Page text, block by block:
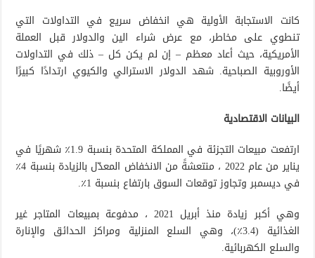
كانت الاستجابة الأولية هي انخفاض سريع في التداولات التي
تنطوي على مخاطر، مع عرض شراء الين والدولار قبل العملة
الأمريكية، حيث أعاد معظم – إن لم يكن كل – ذلك في التداولات
الأوروبية الصباحية. شهد الدولار الاسترالي والكيوي ارتدادًا كبيرًا
أيضًا.
البيانات الاقتصادية
ارتفعت مبيعات التجزئة في المملكة المتحدة بنسبة 1.9٪ شهريًا في
يناير من عام 2022 ، منتعشةً من الانخفاض المعدّل بالزيادة بنسبة 4٪
في ديسمبر وتجاوز توقعات السوق بارتفاع بنسبة 1٪.
وهي أكبر زيادة منذ أبريل 2021 ، مدفوعة بمبيعات المتاجر غير
الغذائية (3.4٪)، وهي السلع المنزلية ومراكز الحدائق والإنارة
والسلع الكهربائية.